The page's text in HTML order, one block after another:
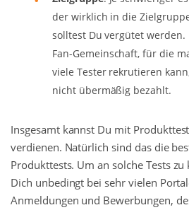
der wirklich in die
solltest Du vergütet
Fan-Gemeinschaft, für die
viele Tester rekrutieren
nicht übermäßig bezahlt.
Insgesamt kannst Du mit
verdienen. Natürlich sind das die
Produkttests. Um an solche Tests
Dich unbedingt bei sehr vielen
Anmeldungen und Bewerbungen,